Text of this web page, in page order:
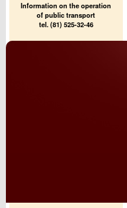
Information on the operation
of public transport
tel. (81) 525-32-46